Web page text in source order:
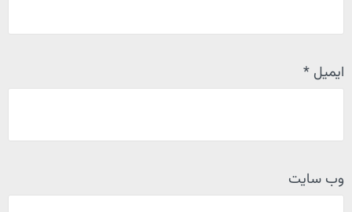
ایمیل *
وب‌ سایت